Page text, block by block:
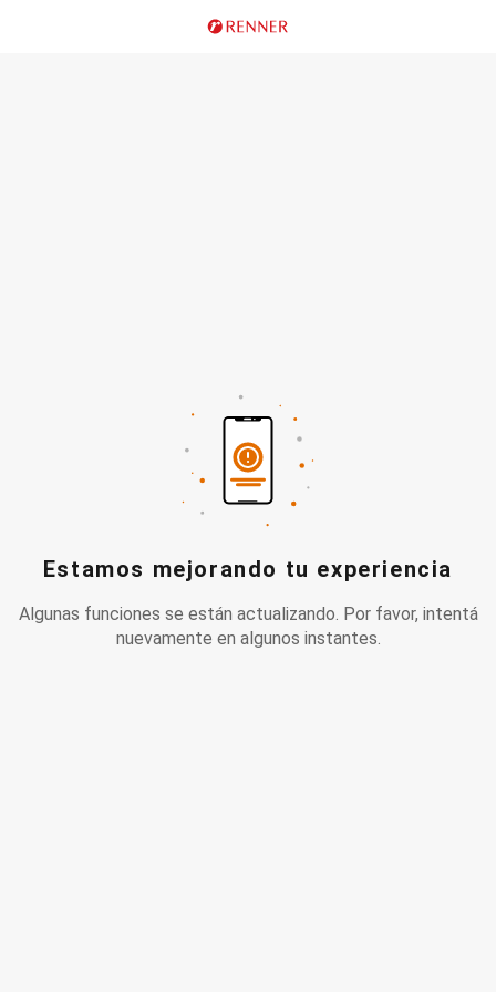
Estamos mejorando tu experiencia
Algunas funciones se están actualizando. Por favor, intentá
nuevamente en algunos instantes.